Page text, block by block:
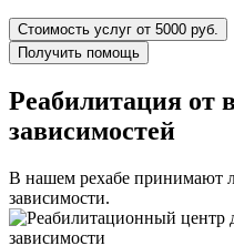
Стоимость услуг от 5000 руб.
Получить помощь
Реабилитация от
зависимостей
В нашем рехабе принимают
зависимости.